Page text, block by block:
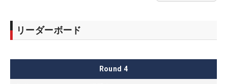
リーダーボード
Round 4